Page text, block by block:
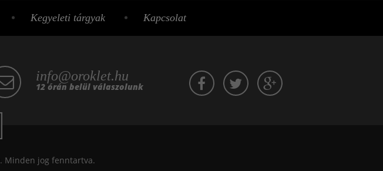
Kegyeleti tárgyak Kapcsolat
info@oroklet.hu
12 órán belül válaszolunk
. Minden jog fenntartva.